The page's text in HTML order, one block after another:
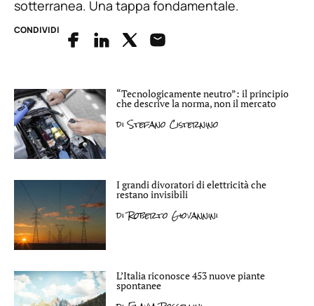
sotterranea. Una tappa fondamentale.
CONDIVIDI
“Tecnologicamente neutro”: il principio
che descrive la norma, non il mercato
diStefano Cisternino
I grandi divoratori di elettricità che
restano invisibili
diRoberto Giovannini
L’Italia riconosce 453 nuove piante
spontanee